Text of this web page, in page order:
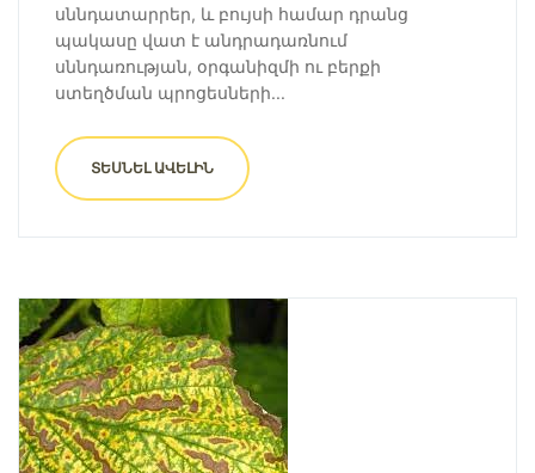
սննդատարրեր, և բույսի համար դրանց
պակասը վատ է անդրադառնում
սննդառության, օրգանիզմի ու բերքի
ստեղծման պրոցեսների...
ՏԵՍՆԵԼ ԱՎԵԼԻՆ